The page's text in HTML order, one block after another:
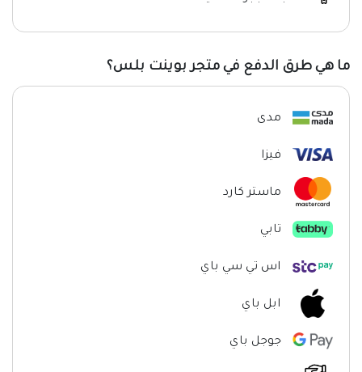
ما هي طرق الدفع في متجر بوينت بلس؟
مدى
فيزا
ماستر كارد
تابي
اس تي سي باي
ابل باي
جوجل باي